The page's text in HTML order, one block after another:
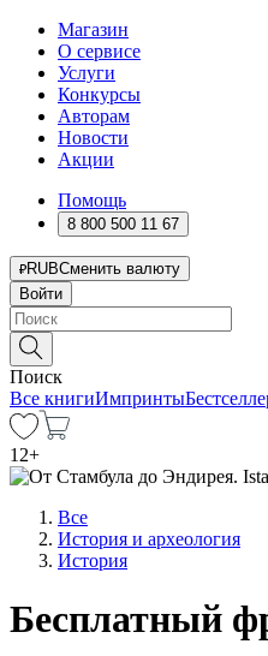
Магазин
О сервисе
Услуги
Конкурсы
Авторам
Новости
Акции
Помощь
8 800 500 11 67
RUBСменить валюту
Войти
Поиск
Все книгиИмпринты
12+
Все
История и археология
История
Бесплатный